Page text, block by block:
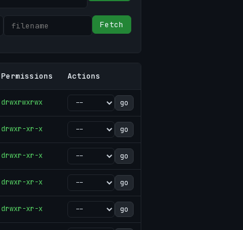
Fetch
Permissions Actions
drwxrwxrwx go
drwxr-xr-x go
drwxr-xr-x go
drwxr-xr-x go
drwxr-xr-x go